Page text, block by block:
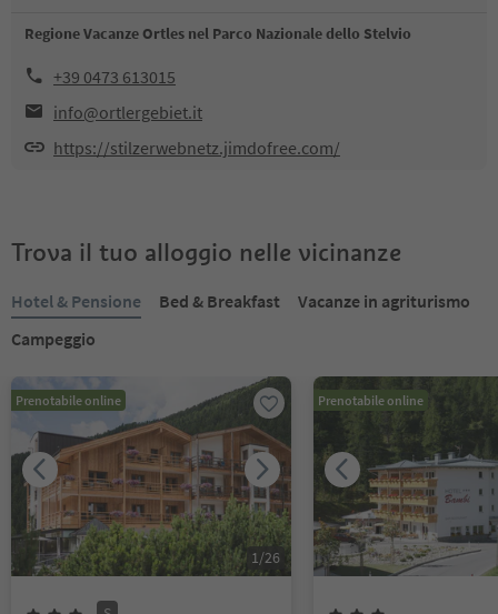
Regione Vacanze Ortles nel Parco Nazionale dello Stelvio
+39 0473 613015
info@ortlergebiet.it
https://stilzerwebnetz.jimdofree.com/
Trova il tuo alloggio nelle vicinanze
Hotel & Pensione Bed & Breakfast
Vacanze in agriturismo
Campeggio
Prenotabile online
1/26
Prenotabile online